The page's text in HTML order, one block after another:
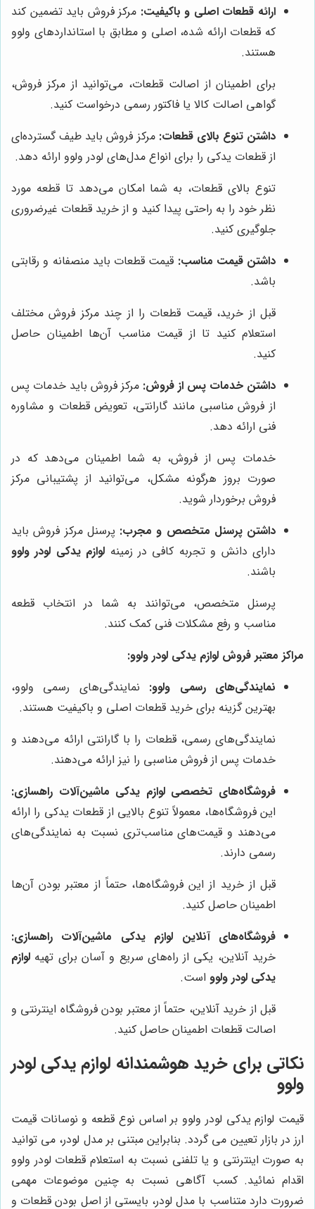
ارائه قطعات اصلی و باکیفیت: مرکز فروش باید تضمین کند
که قطعات ارائه شده، اصلی و مطابق با استانداردهای ولوو
هستند.
برای اطمینان از اصالت قطعات، می‌توانید از مرکز فروش،
گواهی اصالت کالا یا فاکتور رسمی درخواست کنید.
داشتن تنوع بالای قطعات: مرکز فروش باید طیف گسترده‌ای
از قطعات یدکی را برای انواع مدل‌های لودر ولوو ارائه دهد.
تنوع بالای قطعات، به شما امکان می‌دهد تا قطعه مورد
نظر خود را به راحتی پیدا کنید و از خرید قطعات غیرضروری
جلوگیری کنید.
داشتن قیمت مناسب: قیمت قطعات باید منصفانه و رقابتی
باشد.
قبل از خرید، قیمت قطعات را از چند مرکز فروش مختلف
استعلام کنید تا از قیمت مناسب آن‌ها اطمینان حاصل
کنید.
داشتن خدمات پس از فروش: مرکز فروش باید خدمات پس
از فروش مناسبی مانند گارانتی، تعویض قطعات و مشاوره
فنی ارائه دهد.
خدمات پس از فروش، به شما اطمینان می‌دهد که در
صورت بروز هرگونه مشکل، می‌توانید از پشتیبانی مرکز
فروش برخوردار شوید.
داشتن پرسنل متخصص و مجرب: پرسنل مرکز فروش باید
دارای دانش و تجربه کافی در زمینه لوازم یدکی لودر ولوو
باشند.
پرسنل متخصص، می‌توانند به شما در انتخاب قطعه
مناسب و رفع مشکلات فنی کمک کنند.
مراکز معتبر فروش لوازم یدکی لودر ولوو:
نمایندگی‌های رسمی ولوو: نمایندگی‌های رسمی ولوو،
بهترین گزینه برای خرید قطعات اصلی و باکیفیت هستند.
نمایندگی‌های رسمی، قطعات را با گارانتی ارائه می‌دهند و
خدمات پس از فروش مناسبی را نیز ارائه می‌دهند.
فروشگاه‌های تخصصی لوازم یدکی ماشین‌آلات راهسازی:
این فروشگاه‌ها، معمولاً تنوع بالایی از قطعات یدکی را ارائه
می‌دهند و قیمت‌های مناسب‌تری نسبت به نمایندگی‌های
رسمی دارند.
قبل از خرید از این فروشگاه‌ها، حتماً از معتبر بودن آن‌ها
اطمینان حاصل کنید.
فروشگاه‌های آنلاین لوازم یدکی ماشین‌آلات راهسازی:
خرید آنلاین، یکی از راه‌های سریع و آسان برای تهیه لوازم
یدکی لودر ولوو است.
قبل از خرید آنلاین، حتماً از معتبر بودن فروشگاه اینترنتی و
اصالت قطعات اطمینان حاصل کنید.
نکاتی برای خرید هوشمندانه لوازم یدکی لودر
ولوو
قیمت لوازم یدکی لودر ولوو بر اساس نوع قطعه و نوسانات قیمت
ارز در بازار تعیین می گردد. بنابراین مبتنی بر مدل لودر، می توانید
به صورت اینترنتی و یا تلفنی نسبت به استعلام قطعات لودر ولوو
اقدام نمائید. کسب آگاهی نسبت به چنین موضوعات مهمی
ضرورت دارد متناسب با مدل لودر، بایستی از اصل بودن قطعات و